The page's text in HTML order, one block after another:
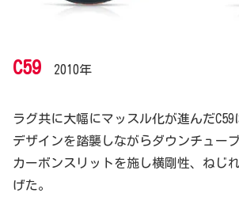
C59 2010年
ラグ共に大幅にマッスル化が進んだC59
デザインを踏襲しながらダウンチュー
カーボンスリットを施し横剛性、ねじ
げた。